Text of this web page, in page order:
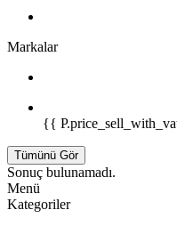
Markalar
{{
Tümünü Gör
Sonuç bulunamadı.
Menü
Kategoriler